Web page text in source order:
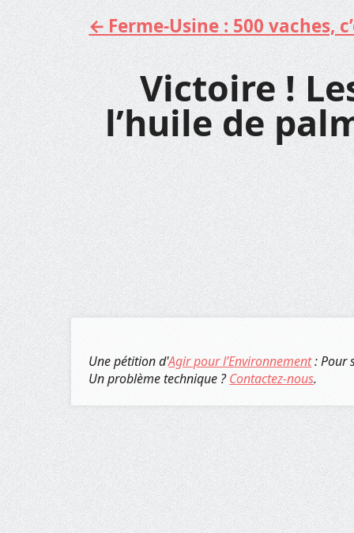
Aller
au
contenu
Ferme-Usine : 500 vaches,
Victoire !
l’huile de
Une pétition d'Agir pour l’Environnement: Pour
Un problème technique ?Contactez-nous.